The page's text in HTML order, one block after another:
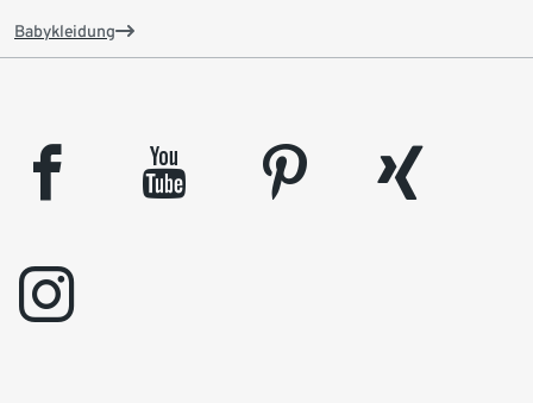
Babykleidung
facebook youtube pinterest
xing
instagram